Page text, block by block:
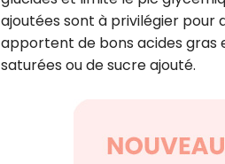
ajoutées sont à privilégier pour
apportent de bons acides gras
saturées ou de sucre ajouté.